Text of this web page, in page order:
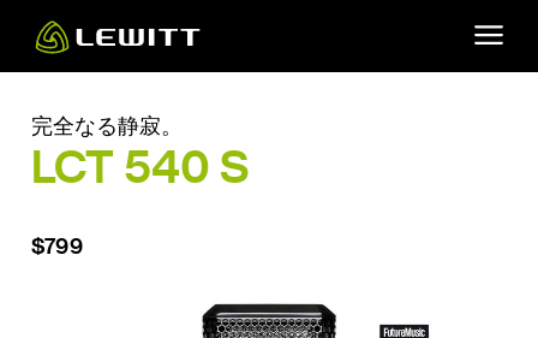
main
完全なる静寂。
LCT 540 S
$799